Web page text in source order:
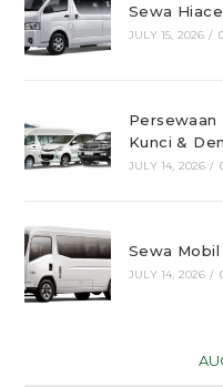
Sewa
JULY 15, 2026 /
Persewaan
Kunci &
JULY 14, 2026 /
Sewa Mobil
JULY 14, 2026 /